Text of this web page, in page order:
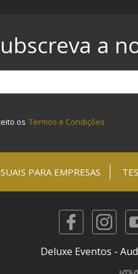
a
os Termos e Condições
PARA EMPRESAS
Deluxe Eventos -